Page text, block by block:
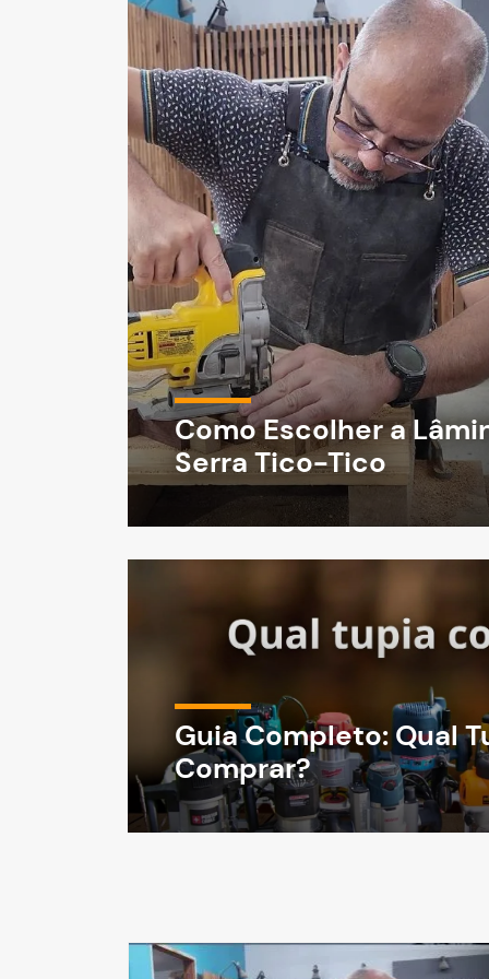
Como Escolher a
Serra Tico-Tico
Guia Completo: Qual
Comprar?